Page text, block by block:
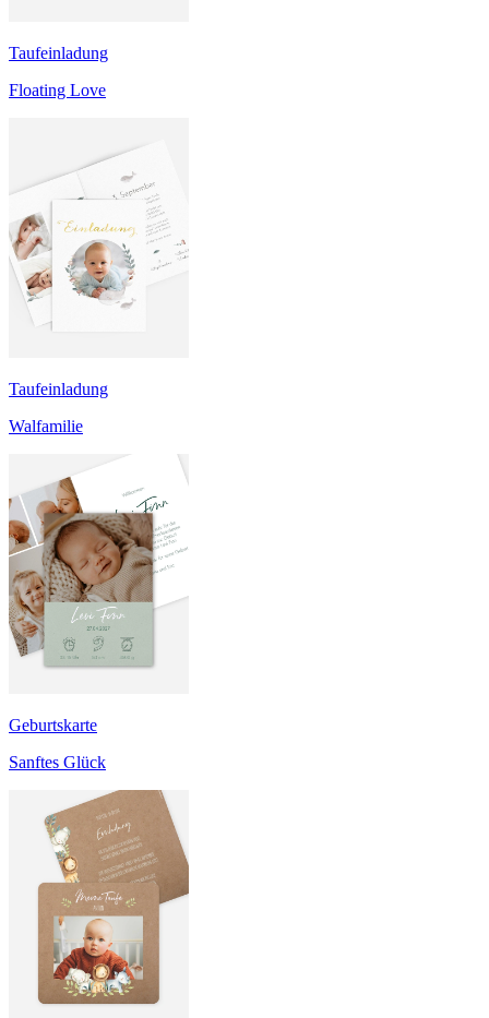
Taufeinladung
Floating Love
Taufeinladung
Walfamilie
Geburtskarte
Sanftes Glück